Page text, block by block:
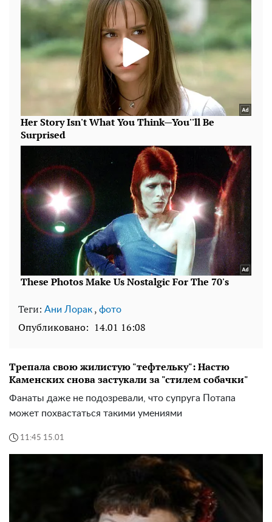
Теги: Ани Лорак , фото
Опубликовано: 14.01 16:08
Трепала свою жилистую "тефтельку": Настю
Каменских снова застукали за "стилем собачки"
Фанаты даже не подозревали, что супруга Потапа
может похвастаться такими умениями
11:45 15.01